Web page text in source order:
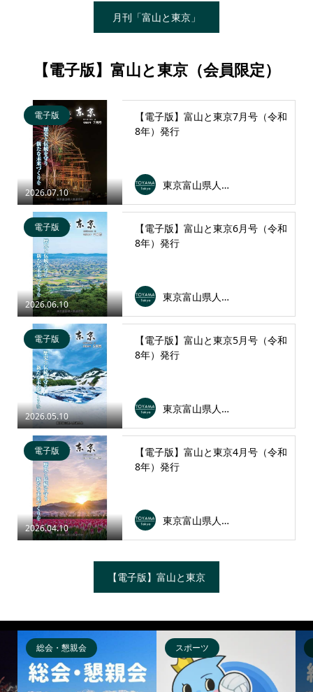
月刊「富山と東京」
【電子版】富山と東京（会員限定）
2026.07.10
電子版
【電子版】富山と東京7月号（令和
8年）発行
東京富山県人会連合会
2026.06.10
電子版
【電子版】富山と東京6月号（令和
8年）発行
東京富山県人会連合会
2026.05.10
電子版
【電子版】富山と東京5月号（令和
8年）発行
東京富山県人会連合会
2026.04.10
電子版
【電子版】富山と東京4月号（令和
8年）発行
東京富山県人会連合会
【電子版】富山と東京
総会・懇親会 スポーツ